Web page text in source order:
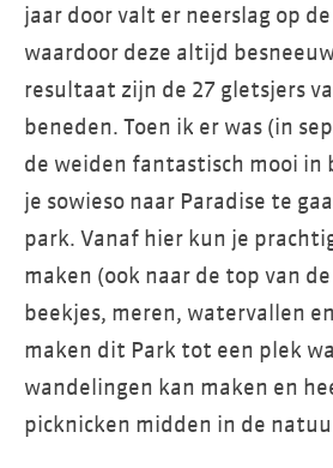
jaar door valt er neerslag op
waardoor deze altijd
resultaat zijn de 27 gletsjers
beneden. Toen ik er was (in
de weiden fantastisch mooi in
je sowieso naar Paradise te
park. Vanaf hier kun je
maken (ook naar de top van
beekjes, meren, watervallen
maken dit Park tot een plek
wandelingen kan maken en
picknicken midden in de